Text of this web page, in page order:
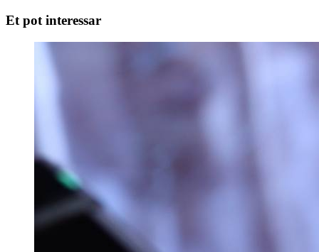
Et pot interessar